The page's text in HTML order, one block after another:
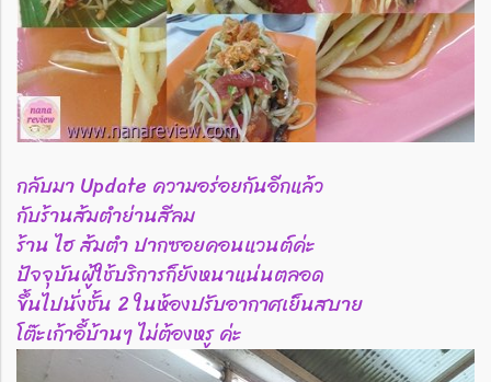
กลับมา Update ความอร่อยกันอีกแล้ว
กับร้านส้มตำย่านสีลม
ร้าน ไฮ ส้มตำ ปากซอยคอนแวนต์ค่ะ
ปัจจุบันผู้ใช้บริการก็ยังหนาแน่นตลอด
ขึ้นไปนั่งชั้น 2 ในห้องปรับอากาศเย็นสบาย
โต๊ะเก้าอี้บ้านๆ ไม่ต้องหรู ค่ะ